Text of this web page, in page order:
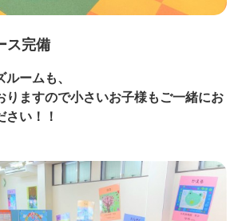
ス完備
ームも、
りますので小さいお子様もご一緒にお
い！！